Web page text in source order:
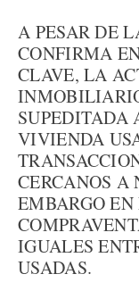
A PESAR DE
CONFIRMA
CLAVE, LA
SUPEDITADA
VIVIENDA
CERCANOS A
EMBARGO EN
IGUALES
USADAS.